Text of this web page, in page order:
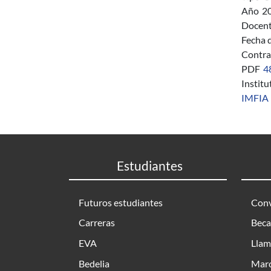
Año
Fecha
PDF
IMFIA
Estudiantes
Futuros estudiantes
Carreras
EVA
Bedelia